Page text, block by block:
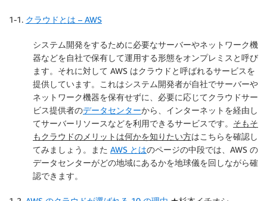
1-1. クラウドとは – AWS
システム開発をするために必要なサーバーやネットワーク機
器などを自社で保有して運用する形態をオンプレミスと呼び
ます。それに対して AWS はクラウドと呼ばれるサービスを
提供しています。これはシステム開発者が自社でサーバーや
ネットワーク機器を保有せずに、必要に応じてクラウドサー
ビス提供者のデータセンターから、インターネットを経由し
てサーバーリソースなどを利用できるサービスです。 そもそ
もクラウドのメリットは何かを知りたい方はこちらを確認し
てみましょう。また AWS とはのページの中段では、AWS の
データセンターがどの地域にあるかを地球儀を回しながら確
認できます。